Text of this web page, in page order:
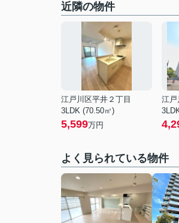
近隣の物件
江戸川区平井２丁目
3LDK (70.50㎡)
5,599万円
江戸
よく見られている物件